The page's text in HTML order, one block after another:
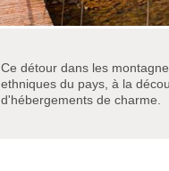
Ce détour dans les
ethniques du pays, à la
d'hébergements de charme.